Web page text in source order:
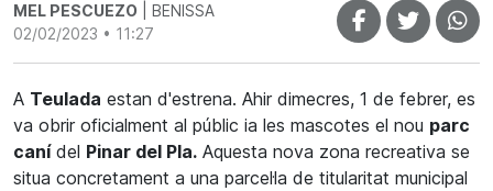
MEL PESCUEZO | BENISSA
02/02/2023 • 11:27
A Teulada estan d'estrena. Ahir dimecres, 1 de febrer, es
va obrir oficialment al públic ia les mascotes el nou parc
canídel Pinar del Pla. Aquesta nova zona recreativa se
situa concretament a una parcel·la de titularitat municipal